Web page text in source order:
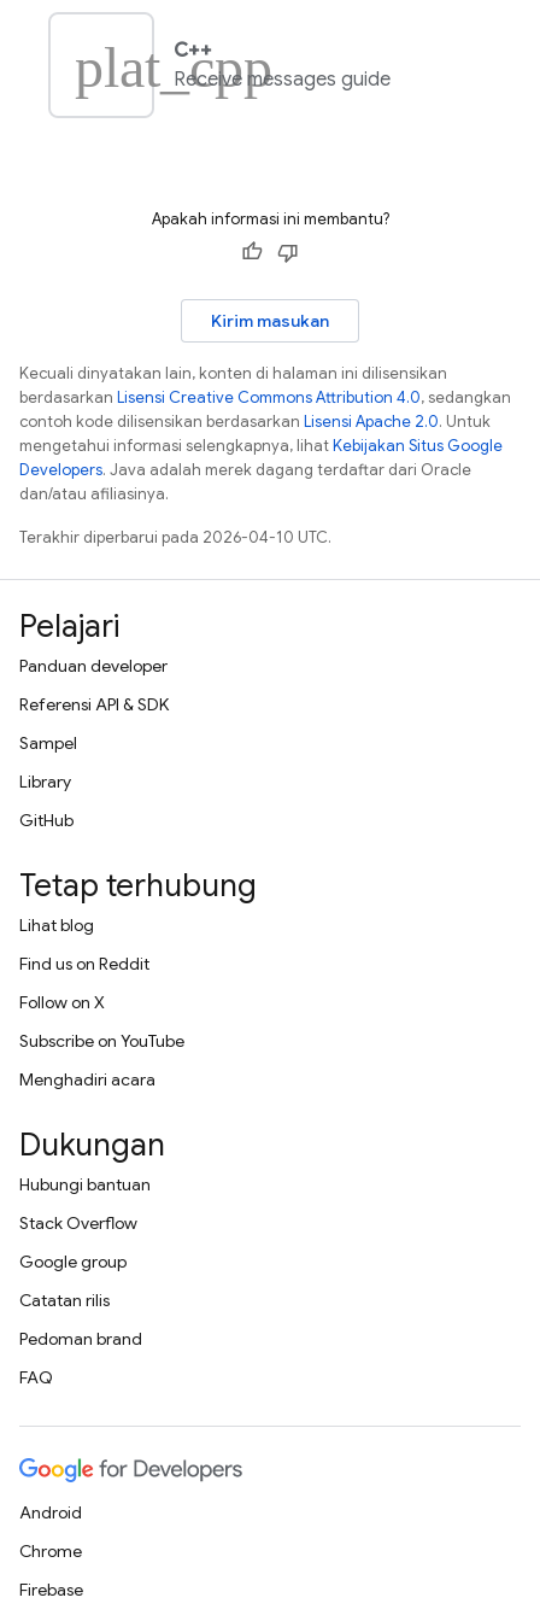
plat_cpp
C++
Receive messages guide
Apakah informasi ini membantu?
Kirim masukan
Kecuali dinyatakan lain, konten di halaman ini dilisensikan
berdasarkan Lisensi Creative Commons Attribution 4.0, sedangkan
contoh kode dilisensikan berdasarkan Lisensi Apache 2.0. Untuk
mengetahui informasi selengkapnya, lihatKebijakan Situs Google
Developers. Java adalah merek dagang terdaftar dari Oracle
dan/atau afiliasinya.
Terakhir diperbarui pada 2026-04-10 UTC.
Pelajari
Panduan developer
Referensi API & SDK
Sampel
Library
GitHub
Tetap terhubung
Lihat blog
Find us on Reddit
Follow on X
Subscribe on YouTube
Menghadiri acara
Dukungan
Hubungi bantuan
Stack Overflow
Google group
Catatan rilis
Pedoman brand
FAQ
Android
Chrome
Firebase